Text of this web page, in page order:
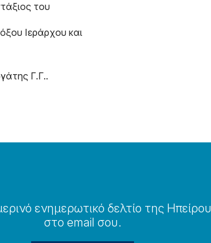
του
Ιεράρχου και
Γ.Γ..
ενημερωτɩκό δελτίο της Ηπείρου
στο email σου.